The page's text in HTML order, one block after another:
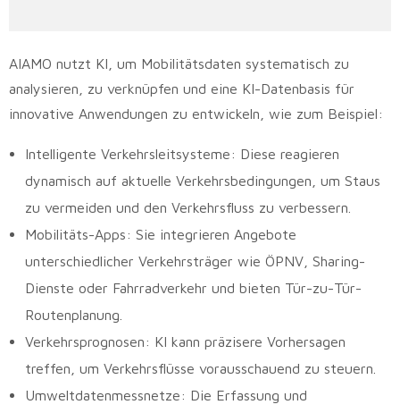
AIAMO nutzt KI, um Mobilitätsdaten systematisch zu
analysieren, zu verknüpfen und eine KI-Datenbasis für
innovative Anwendungen zu entwickeln, wie zum Beispiel:
Intelligente Verkehrsleitsysteme: Diese reagieren
dynamisch auf aktuelle Verkehrsbedingungen, um Staus
zu vermeiden und den Verkehrsfluss zu verbessern.
Mobilitäts-Apps: Sie integrieren Angebote
unterschiedlicher Verkehrsträger wie ÖPNV, Sharing-
Dienste oder Fahrradverkehr und bieten Tür-zu-Tür-
Routenplanung.
Verkehrsprognosen: KI kann präzisere Vorhersagen
treffen, um Verkehrsflüsse vorausschauend zu steuern.
Umweltdatenmessnetze: Die Erfassung und